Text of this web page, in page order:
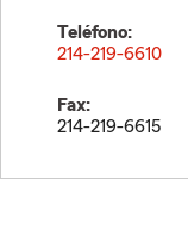
Teléfono:
214-219-6610
Fax:
214-219-6615